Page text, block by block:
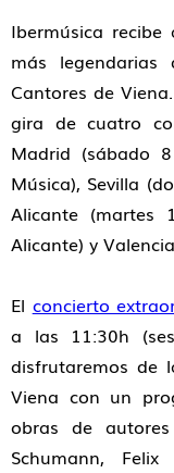
Ibermúsica
más
Cantores de Viena
gira de cuatro
Madrid (sábado
Música), Sevilla
Alicante (martes
Alicante) y Valencia
El concierto
a las 11:30h
disfrutaremos de
Viena con un
obras de
Schumann, Felix